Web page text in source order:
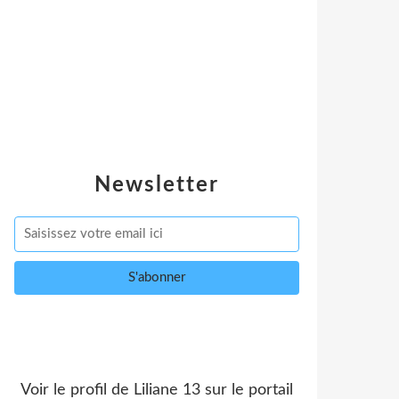
Newsletter
Voir le profil de Liliane 13 sur le portail